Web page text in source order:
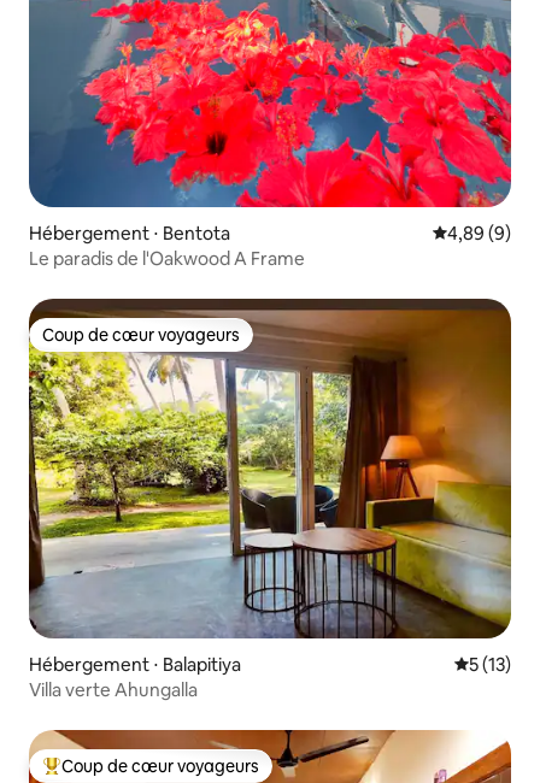
Hébergement ⋅ Bentota Évaluation
4,89 (9)
Le paradis de l'Oakwood A Frame
Coup de cœur voyageurs
Coup de cœur voyageurs
Hébergement ⋅ Balapitiya
5 (13)
Villa verte Ahungalla
Coups de cœur voyageurs les plus appréciés
Coup de cœur voyageurs